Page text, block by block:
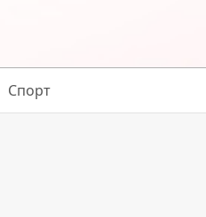
Спорт